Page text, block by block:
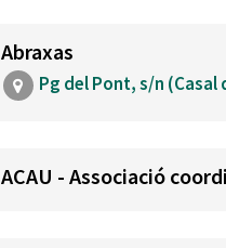
Abraxas
Pg del Pont, s/n
ACAU - Associació